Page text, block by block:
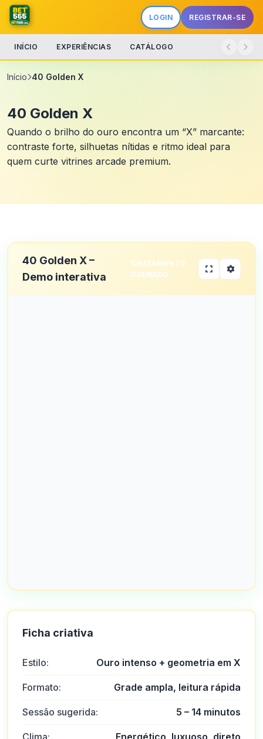
LOGIN REGISTRAR-SE
INÍCIO EXPERIÊNCIAS CATÁLOGO
Início 40 Golden X
40 Golden X
Quando o brilho do ouro encontra um “X” marcante:
contraste forte, silhuetas nítidas e ritmo ideal para
quem curte vitrines arcade premium.
40 Golden X –
Demo interativa
CRUZAMENTO
DOURADO
Ficha criativa
Estilo: Ouro intenso + geometria em X
Formato: Grade ampla, leitura rápida
Sessão sugerida: 5 – 14 minutos
Clima: Energético, luxuoso, direto